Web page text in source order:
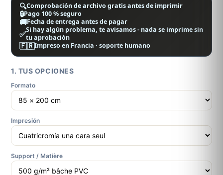
🔍Comprobación de archivo gratis antes de imprimir
🔒Pago 100 % seguro
🚚Fecha de entrega antes de pagar
✅Si hay algún problema, te avisamos - nada se imprime sin
tu aprobación
🇫🇷Impreso en Francia · soporte humano
1. TUS OPCIONES
Formato
Impresión
Support / Matière